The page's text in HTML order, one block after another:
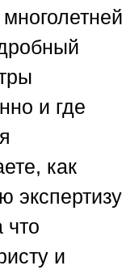
и где
как
экспертизу
что
и